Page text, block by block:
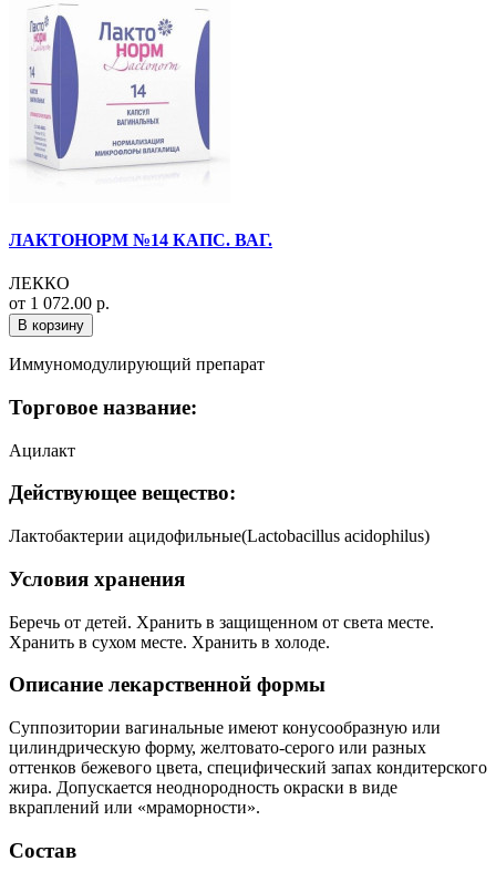
ЛАКТОНОРМ №14 КАПС. ВАГ.
ЛЕККО
от 1 072.00 р.
В корзину
Иммуномодулирующий препарат
Торговое название:
Ацилакт
Действующее вещество:
Лактобактерии ацидофильные(Lactobacillus acidophilus)
Условия хранения
Беречь от детей. Хранить в защищенном от света месте.
Хранить в сухом месте. Хранить в холоде.
Описание лекарственной формы
Суппозитории вагинальные имеют конусообразную или
цилиндрическую форму, желтовато-серого или разных
оттенков бежевого цвета, специфический запах кондитерского
жира. Допускается неоднородность окраски в виде
вкраплений или «мраморности».
Состав